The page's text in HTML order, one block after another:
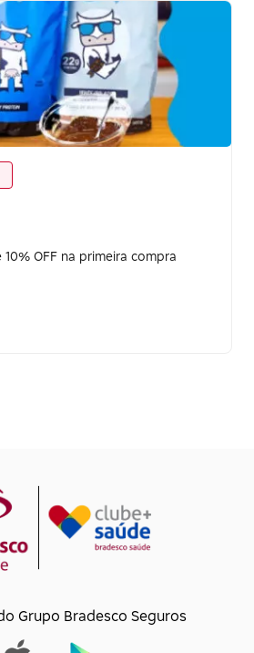
OFF na primeira compra
Grupo Bradesco Seguros